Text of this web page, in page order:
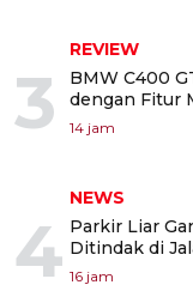
3
REVIEW
BMW C400
dengan Fitur
14 jam
4
NEWS
Parkir Liar
Ditindak di
16 jam